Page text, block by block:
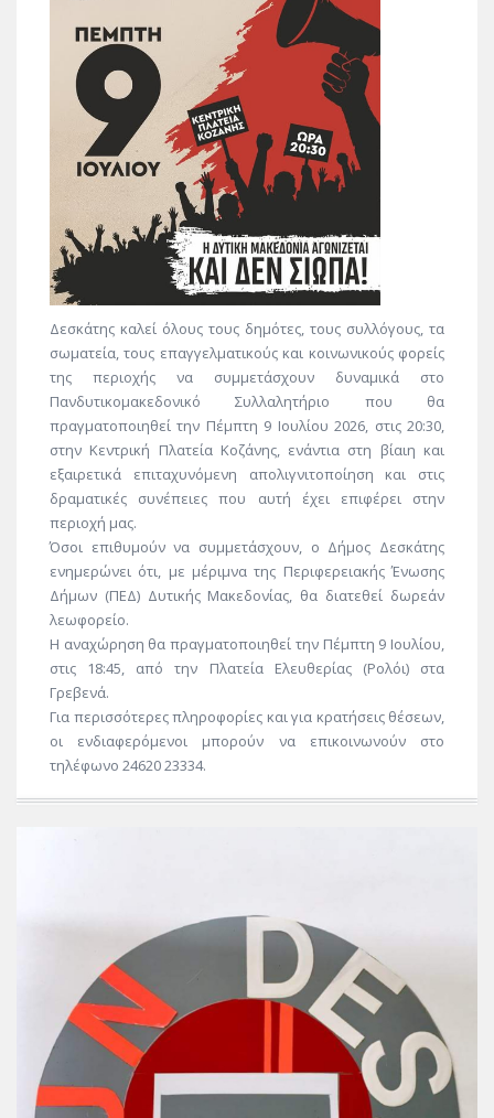
Δεσκάτης καλεί όλους τους δημότες, τους συλλόγους, τα
σωματεία, τους επαγγελματικούς και κοινωνικούς φορείς
της περιοχής να συμμετάσχουν δυναμικά στο
Πανδυτικομακεδονικό Συλλαλητήριο που θα
πραγματοποιηθεί την Πέμπτη 9 Ιουλίου 2026, στις 20:30,
στην Κεντρική Πλατεία Κοζάνης, ενάντια στη βίαιη και
εξαιρετικά επιταχυνόμενη απολιγνιτοποίηση και στις
δραματικές συνέπειες που αυτή έχει επιφέρει στην
περιοχή μας.
Όσοι επιθυμούν να συμμετάσχουν, ο Δήμος Δεσκάτης
ενημερώνει ότι, με μέριμνα της Περιφερειακής Ένωσης
Δήμων (ΠΕΔ) Δυτικής Μακεδονίας, θα διατεθεί δωρεάν
λεωφορείο.
Η αναχώρηση θα πραγματοποιηθεί την Πέμπτη 9 Ιουλίου,
στις 18:45, από την Πλατεία Ελευθερίας (Ρολόι) στα
Γρεβενά.
Για περισσότερες πληροφορίες και για κρατήσεις θέσεων,
οι ενδιαφερόμενοι μπορούν να επικοινωνούν στο
τηλέφωνο 24620 23334.